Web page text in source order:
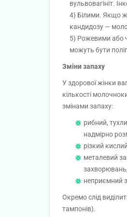
вульвовагініт.
Білими. Якщо
кандидозу —
Рожевими або
можуть бути
Зміни запаху
У здорової жінки
кількості
змінами запаху:
рибний,
надмірно
різкий
металевий
неприємний
Окремо слід
тампонів).